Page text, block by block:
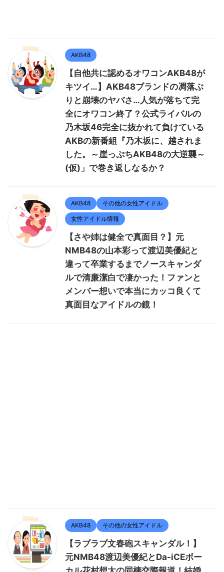
AKB48
【自他共に認めるオワコンAKB48が
キツイ…】AKB48ブランドの凋落ぶ
りと崩壊のヤバさ…人気が落ちて完
全にオワコン終了？公式ライバルの
乃木坂46完全に抜かれて負けている
AKBの新番組『乃木坂に、越されま
した。～崖っぷちAKB48の大逆襲～
(仮)」で巻き返しなるか？
AKB48 その他の女性アイドル
女性アイドル情報
【さや姉は健全で真面目？】元
NMB48の山本彩って渡辺美優紀と
違って卒業するまでノースキャンダ
ルで清廉潔白で凄かった！ファンと
メンバー想いで本当にカッコ良くて
真面目なアイドルの鏡！
AKB48 その他の女性アイドル
【ラブラブ文春砲スキャンダル！】
元NMB48渡辺美優紀とDa-iCEボー